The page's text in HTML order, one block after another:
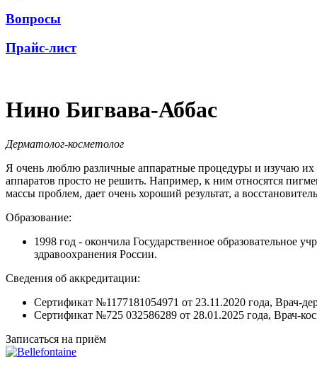
Вопросы
Прайс-лист
Нино Бигвава-Аббас
Дерматолог-косметолог
Я очень люблю различные аппаратные процедуры и изучаю их
аппаратов просто не решить. Например, к ним относятся
массы проблем, дает очень хороший результат, а
Образование:
1998 год - окончила Государственное
здравоохранения России.
Сведения об аккредитации:
Сертификат №1177181054971 от 23.11.2020 года, Врач-
Сертификат №725 032586289 от 28.01.2025 года, Врач-
Записаться на приём